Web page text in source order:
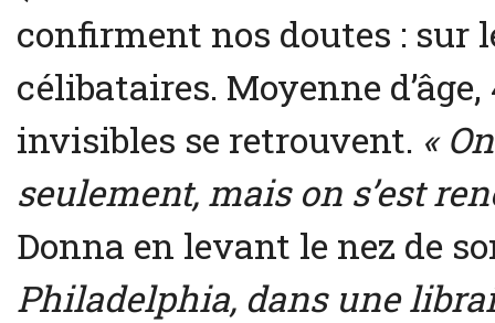
confirment nos doutes : sur
célibataires. Moyenne
invisibles se retrouvent. «
seulement, mais on s’est
Donna en levant le nez de
Philadelphia, dans une